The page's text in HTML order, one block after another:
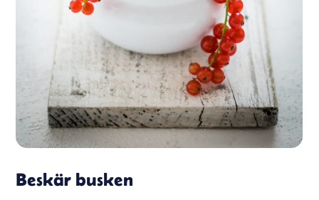
Beskär busken